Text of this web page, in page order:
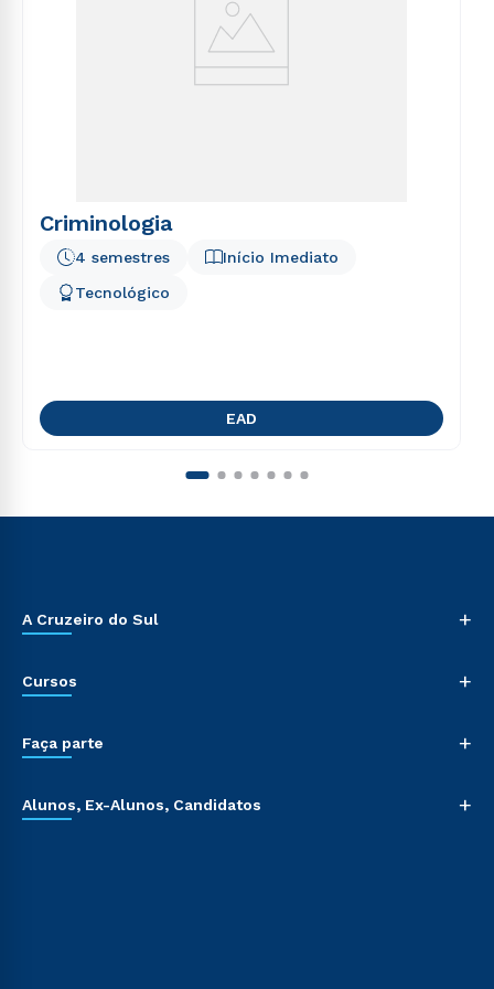
Criminologia
Início Imediato
4 semestres
Tecnológico
EAD
A Cruzeiro do Sul +
Cursos +
Faça parte +
Alunos, Ex-Alunos, Candidatos +